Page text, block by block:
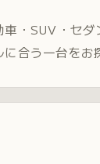
車・SUV・セダ
合う一台をお